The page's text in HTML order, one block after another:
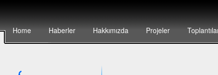
Home Haberler Hakkımızda Projeler